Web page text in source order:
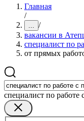
Главная
/
... /
вакансии в
специалист по
от прямых
специалист по работе